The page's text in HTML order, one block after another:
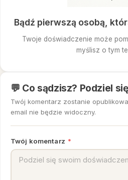
Bądź pierwszą osobą,
Twoje doświadczenie może
myślisz o tym
💬 Co sądzisz? Podziel
Twój komentarz zostanie
email nie będzie widoczny.
Twój komentarz *